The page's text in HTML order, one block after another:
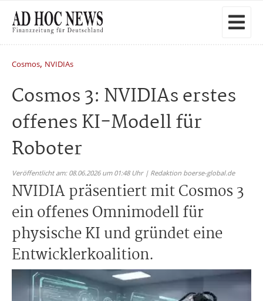
Cosmos, NVIDIAs
Cosmos 3: NVIDIAs erstes
offenes KI-Modell für
Roboter
Veröffentlicht am: 08.06.2026 um 01:48 Uhr | Redaktion boerse-global.de
NVIDIA präsentiert mit Cosmos 3
ein offenes Omnimodell für
physische KI und gründet eine
Entwicklerkoalition.